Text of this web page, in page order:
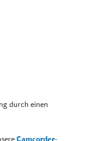
durch einen
Camcorder-